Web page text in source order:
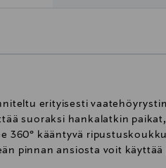
erityisesti
suoraksi hankalatkin
360° kääntyvä
pinnan ansiosta voit käyttää